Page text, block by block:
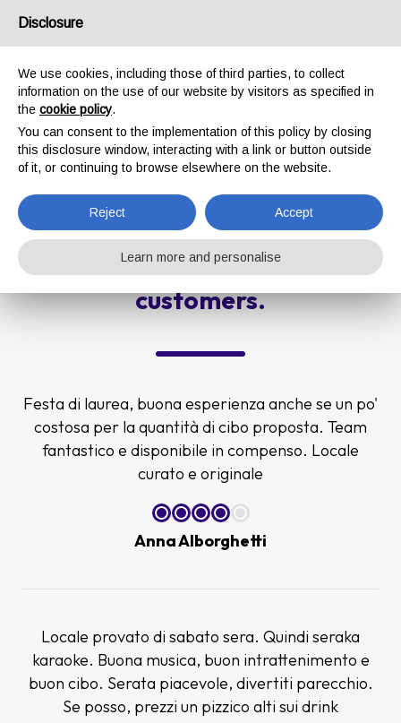
Emailinfo@gruppotavola.com
Customer reviews
Home page Customer reviews
The floor is to oursatisfied
customers.
Festa di laurea, buona esperienza anche se un po'
costosa per la quantità di cibo proposta. Team
fantastico e disponibile in compenso. Locale
curato e originale
Anna Alborghetti
Locale provato di sabato sera. Quindi seraka
karaoke. Buona musica, buon intrattenimento e
buon cibo. Serata piacevole, divertiti parecchio.
Se posso, prezzi un pizzico alti sui drink
Disclosure
We use cookies, including those of third parties, to collect
information on the use of our website by visitors as specified in
the cookie policy.
You can consent to the implementation of this policy by closing
this disclosure window, interacting with a link or button outside
of it, or continuing to browse elsewhere on the website.
Reject Accept
Learn more and personalise